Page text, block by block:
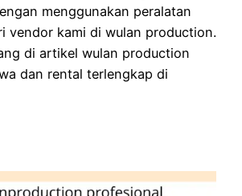
menggunakan peralatan
vendor kami di wulan production.
di artikel wulan production
dan rental terlengkap di